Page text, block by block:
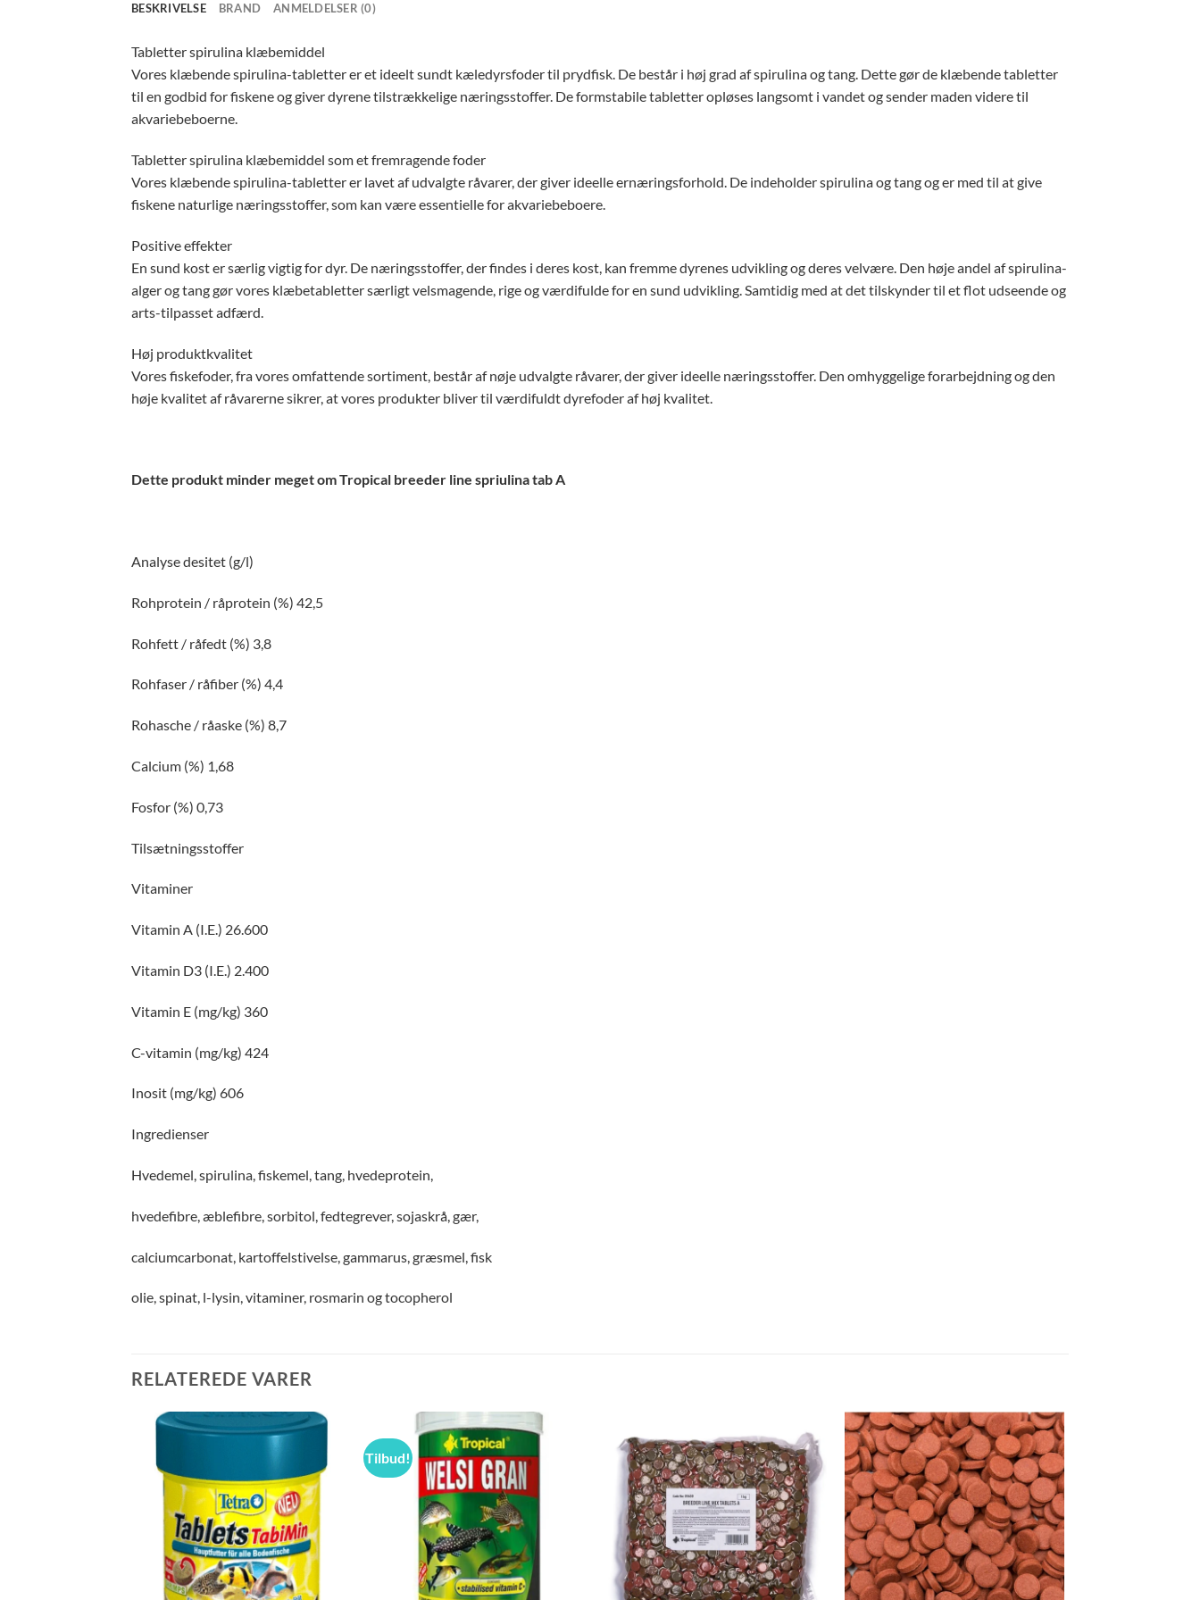
BESKRIVELSE BRAND ANMELDELSER (0)
Tabletter spirulina klæbemiddel
Vores klæbende spirulina-tabletter er et ideelt sundt kæledyrsfoder til prydfisk. De består i høj grad af spirulina og tang. Dette gør de klæbende tabletter
til en godbid for fiskene og giver dyrene tilstrækkelige næringsstoffer. De formstabile tabletter opløses langsomt i vandet og sender maden videre til
akvariebeboerne.
Tabletter spirulina klæbemiddel som et fremragende foder
Vores klæbende spirulina-tabletter er lavet af udvalgte råvarer, der giver ideelle ernæringsforhold. De indeholder spirulina og tang og er med til at give
fiskene naturlige næringsstoffer, som kan være essentielle for akvariebeboere.
Positive effekter
En sund kost er særlig vigtig for dyr. De næringsstoffer, der findes i deres kost, kan fremme dyrenes udvikling og deres velvære. Den høje andel af spirulina-
alger og tang gør vores klæbetabletter særligt velsmagende, rige og værdifulde for en sund udvikling. Samtidig med at det tilskynder til et flot udseende og
arts-tilpasset adfærd.
Høj produktkvalitet
Vores fiskefoder, fra vores omfattende sortiment, består af nøje udvalgte råvarer, der giver ideelle næringsstoffer. Den omhyggelige forarbejdning og den
høje kvalitet af råvarerne sikrer, at vores produkter bliver til værdifuldt dyrefoder af høj kvalitet.
Dette produkt minder meget om Tropical breeder line spriulina tab A
Analyse desitet (g/l)
Rohprotein / råprotein (%) 42,5
Rohfett / råfedt (%) 3,8
Rohfaser / råfiber (%) 4,4
Rohasche / råaske (%) 8,7
Calcium (%) 1,68
Fosfor (%) 0,73
Tilsætningsstoffer
Vitaminer
Vitamin A (I.E.) 26.600
Vitamin D3 (I.E.) 2.400
Vitamin E (mg/kg) 360
C-vitamin (mg/kg) 424
Inosit (mg/kg) 606
Ingredienser
Hvedemel, spirulina, fiskemel, tang, hvedeprotein,
hvedefibre, æblefibre, sorbitol, fedtegrever, sojaskrå, gær,
calciumcarbonat, kartoffelstivelse, gammarus, græsmel, fisk
olie, spinat, l-lysin, vitaminer, rosmarin og tocopherol
RELATEREDE VARER
Tilbud!